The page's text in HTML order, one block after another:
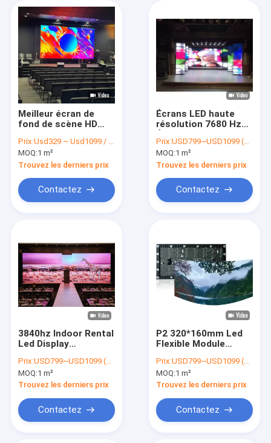
Meilleur écran de
fond de scène HD
concert P1.5 P1.9
P2.6 P2.9 P3.9
Prix:Usd329 ~ Usd1099 / Sqm ( price is negotiable )
MOQ:1 m²
Trouvez les derniers prix
Contactez
Écrans LED haute
résolution 7680 Hz
publicitaires
intérieurs 700 nits
Prix:USD799~USD1099 (price is negotiable)
MOQ:1 m²
Trouvez les derniers prix
Contactez
3840hz Indoor Rental
Led Display
Casting Alumium
Cabinet 700nits Rgb
Led Panels
Prix:USD799~USD1099 (price is negotiable)
MOQ:1 m²
Trouvez les derniers prix
Contactez
P2 320*160mm Led
Flexible Module
Resolution Curved
Led Video Wall
Prix:USD799~USD1099 (price is negotiable)
MOQ:1 m²
Trouvez les derniers prix
Contactez